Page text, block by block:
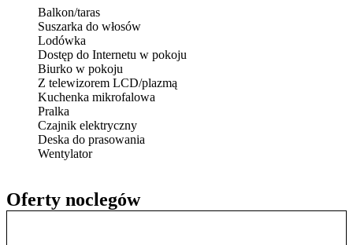
Oferty noclegów
Balkon/taras
Suszarka do włosów
Lodówka
Dostęp do Internetu w pokoju
Biurko w pokoju
Z telewizorem LCD/plazmą
Kuchenka mikrofalowa
Pralka
Czajnik elektryczny
Deska do prasowania
Wentylator